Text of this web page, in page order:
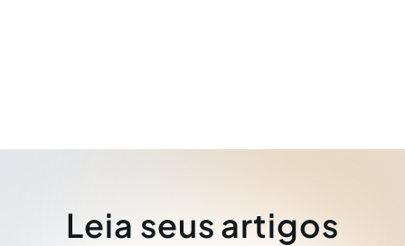
Leia seus artigos